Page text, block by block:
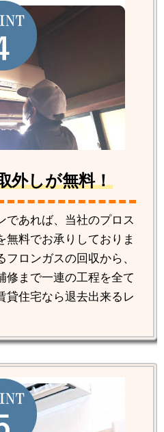
外しが無料！
であれば、当社のプロス
無料でお承りしておりま
ロンガスの回収から、
修まで一連の工程を全て
貸住宅なら退去出来るレ